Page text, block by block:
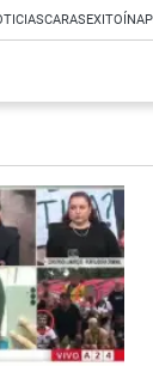
CARASEXITOÍNA